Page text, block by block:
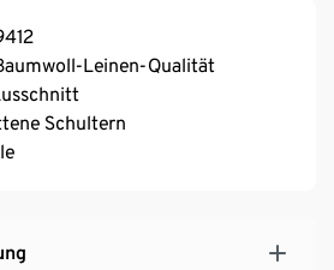
Leinen-Qualität
Schultern